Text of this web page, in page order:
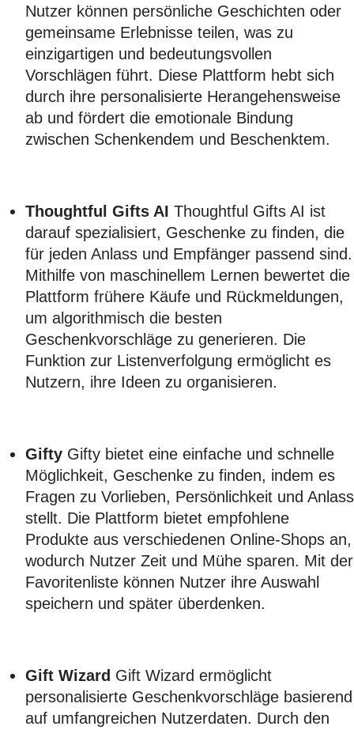
Nutzer können persönliche Geschichten oder
gemeinsame Erlebnisse teilen, was zu
einzigartigen und bedeutungsvollen
Vorschlägen führt. Diese Plattform hebt sich
durch ihre personalisierte Herangehensweise
ab und fördert die emotionale Bindung
zwischen Schenkendem und Beschenktem.
Thoughtful Gifts AI Thoughtful Gifts AI ist
darauf spezialisiert, Geschenke zu finden, die
für jeden Anlass und Empfänger passend sind.
Mithilfe von maschinellem Lernen bewertet die
Plattform frühere Käufe und Rückmeldungen,
um algorithmisch die besten
Geschenkvorschläge zu generieren. Die
Funktion zur Listenverfolgung ermöglicht es
Nutzern, ihre Ideen zu organisieren.
Gifty Gifty bietet eine einfache und schnelle
Möglichkeit, Geschenke zu finden, indem es
Fragen zu Vorlieben, Persönlichkeit und Anlass
stellt. Die Plattform bietet empfohlene
Produkte aus verschiedenen Online-Shops an,
wodurch Nutzer Zeit und Mühe sparen. Mit der
Favoritenliste können Nutzer ihre Auswahl
speichern und später überdenken.
Gift Wizard Gift Wizard ermöglicht
personalisierte Geschenkvorschläge basierend
auf umfangreichen Nutzerdaten. Durch den